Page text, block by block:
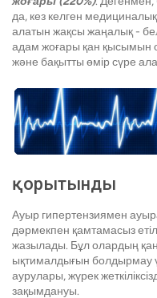
да, кез келген
алатын жақсы жаңалық -
адам жоғары қан қысымын
және бақытты өмір сүре
қорытынды
Ауыр гипертензиямен
дәрмекпен қамтамасыз
жазылады. Бұл олардың
ықтималдығын болдырмау
аурулары, жүрек
зақымдануы.